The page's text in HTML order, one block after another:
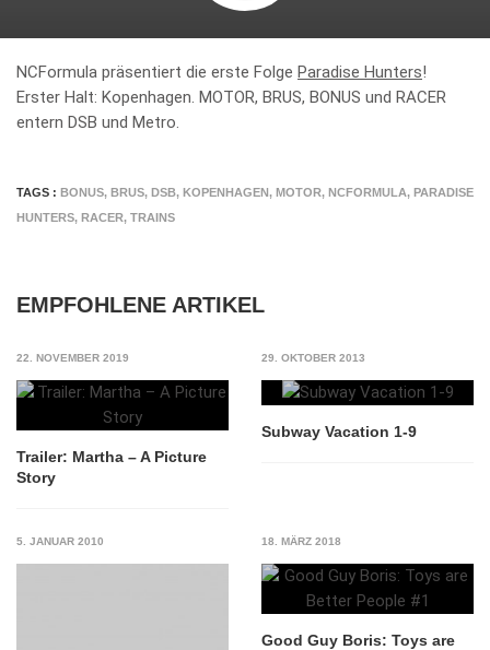
NCFormula präsentiert die erste Folge Paradise Hunters!
Erster Halt: Kopenhagen. MOTOR, BRUS, BONUS und RACER
entern DSB und Metro.
TAGS : BONUS, BRUS, DSB, KOPENHAGEN, MOTOR, NCFORMULA, PARADISE
HUNTERS, RACER, TRAINS
EMPFOHLENE ARTIKEL
22. NOVEMBER 2019
Trailer: Martha – A Picture
Story
29. OKTOBER 2013
Subway Vacation 1-9
5. JANUAR 2010 18. MÄRZ 2018
Good Guy Boris: Toys are